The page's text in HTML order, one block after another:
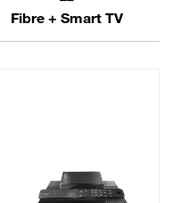
Fibre + Smart TV
Lite Fibre